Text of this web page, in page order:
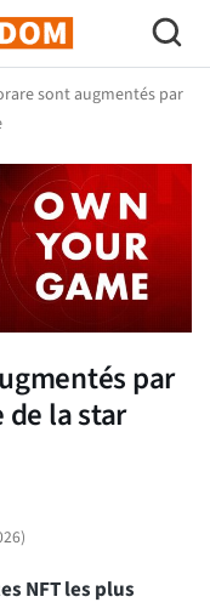
sont augmentés par
par
la star
)
NFT les plus